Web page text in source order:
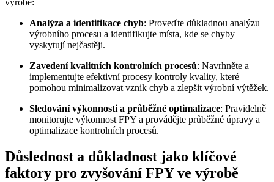
výrobě:
Analýza a identifikace chyb: Proveďte důkladnou analýzu
výrobního procesu a identifikujte místa, kde se chyby
vyskytují nejčastěji.
Zavedení kvalitních kontrolních procesů: Navrhněte a
implementujte efektivní procesy kontroly kvality, které
pomohou minimalizovat vznik chyb a zlepšit výrobní výtěžek.
Sledování výkonnosti a průběžné optimalizace: Pravidelně
monitorujte výkonnost FPY a provádějte průběžné úpravy a
optimalizace kontrolních procesů.
Důslednost a důkladnost jako klíčové
faktory pro zvyšování FPY ve výrobě